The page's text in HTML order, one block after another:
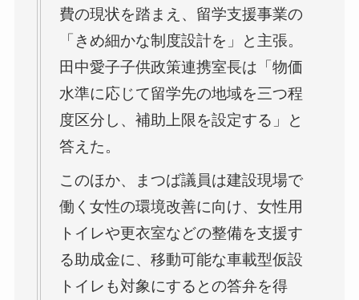
費の現状を踏まえ、留学支援事業の
「きめ細かな制度設計を」と主張。
田中愛子子供政策連携室長は「物価
水準に応じて留学先の地域を三つ程
度区分し、補助上限を設定する」と
答えた。
このほか、まつば議員は建設現場で
働く女性の環境改善に向け、女性用
トイレや更衣室などの整備を支援す
る助成金に、移動可能な車載型仮設
トイレも対象にするとの答弁を得